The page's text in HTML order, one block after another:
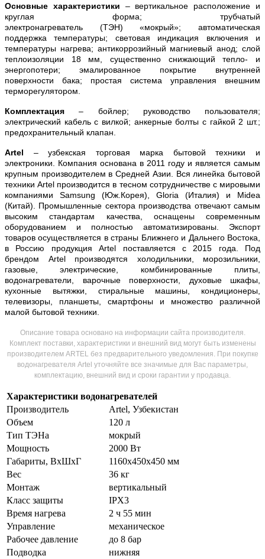
Основные характеристики – вертикальное расположение и
круглая форма; трубчатый
электронагреватель (ТЭН) «мокрый»; автоматическая
поддержка температуры; световая индикация включения и
температуры нагрева; антикоррозийный магниевый анод; слой
теплоизоляции 18 мм, существенно снижающий тепло- и
энергопотери; эмалированное покрытие внутренней
поверхности бака; простая система управления внешним
терморегулятором.
Комплектация – бойлер; руководство пользователя;
электрический кабель с вилкой; анкерные болты с гайкой 2 шт.;
предохранительный клапан.
Artel – узбекская торговая марка бытовой техники и
электроники. Компания основана в 2011 году и является самым
крупным производителем в Средней Азии. Вся линейка бытовой
техники Artel производится в тесном сотрудничестве с мировыми
компаниями Samsung (Юж.Корея), Gloria (Италия) и Midea
(Китай). Промышленные сектора производства отвечают самым
высоким стандартам качества, оснащены современным
оборудованием и полностью автоматизированы. Экспорт
товаров осуществляется в страны Ближнего и Дальнего Востока,
в Россию продукция Artel поставляется с 2015 года. Под
брендом Artel производятся холодильники, морозильники,
газовые, электрические, комбинированные плиты,
водонагреватели, варочные поверхности, духовые шкафы,
кухонные вытяжки, стиральные машины, кондиционеры,
телевизоры, планшеты, смартфоны и множество различной
малой бытовой техники.
Описание товара основано на информации сайта производителя.
Комплект поставки, характеристики и внешний вид могут быть изменены
производителем ARTEL без предварительного уведомления. При покупке
водонагревателя Artel уточняйте все значимые для Вас параметры,
комплектацию, внешний вид и сроки гарантии у продавца.
Характеристики водонагревателей
Производитель
Artel, Узбекистан
Объем
120 л
Тип ТЭНа
мокрый
Мощность
2000 Вт
Габариты, ВхШхГ
1160х450х450 мм
Вес
36 кг
Монтаж
вертикальный
Класс защиты
IPX3
Время нагрева
2 ч 55 мин
Управление
механическое
Рабочее давление
до 8 бар
Подводка
нижняя